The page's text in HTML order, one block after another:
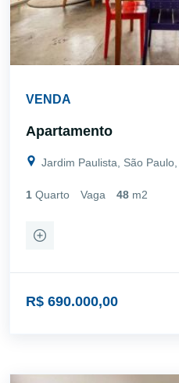
VENDA
Apartamento
Jardim Paulista, São
1 Quarto Vaga 48 m2
R$ 690.000,00